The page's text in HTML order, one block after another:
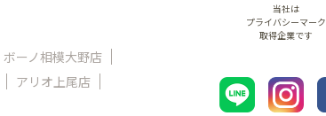
ボーノ相模大野店
アリオ上尾店
当社は
プライバシーマーク
取得企業です